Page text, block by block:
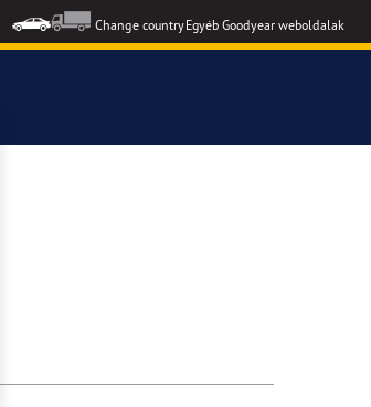
Change countryEgyéb Goodyear weboldalak